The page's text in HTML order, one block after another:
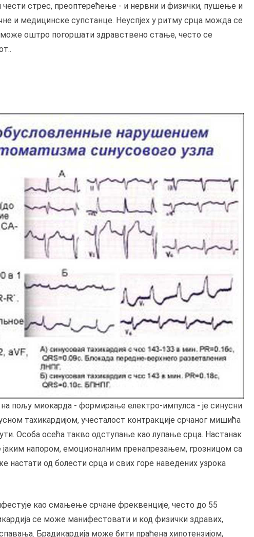
чести стрес, преоптерећење - и нервни и физички, пушење и
и медицинске супстанце. Неуспјех у ритму срца можда се
оштро погоршати здравствено стање, често се
на пољу миокарда - формирање електро-импулса - је синусни
тахикардијом, учесталост контракције срчаног мишића
Особа осећа такво одступање као лупање срца. Настанак
јаким напором, емоционалним пренапрезањем, грозницом са
настати од болести срца и свих горе наведених узрока
као смањење срчане фреквенције, често до 55
се може манифестовати и код физички здравих,
Брадикардија може бити праћена хипотензијом,